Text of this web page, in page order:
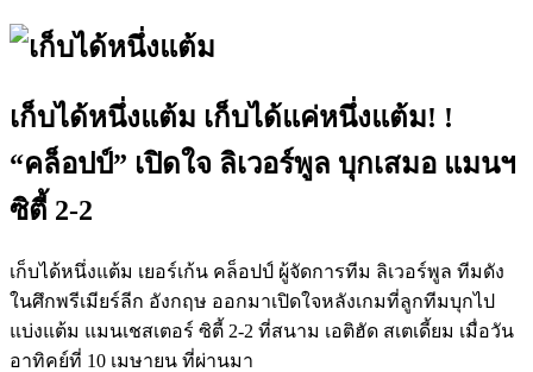
เก็บได้หนึ่งแต้ม เก็บได้แค่หนึ่งแต้ม! !
“คล็อปป์” เปิดใจ ลิเวอร์พูล บุกเสมอ แมนฯ
ซิตี้ 2-2
เก็บได้หนึ่งแต้ม เยอร์เก้น คล็อปป์ ผู้จัดการทีม ลิเวอร์พูล ทีมดัง
ในศึกพรีเมียร์ลีก อังกฤษ ออกมาเปิดใจหลังเกมที่ลูกทีมบุกไป
แบ่งแต้ม แมนเชสเตอร์ ซิตี้ 2-2 ที่สนาม เอติฮัด สเตเดี้ยม เมื่อวัน
อาทิคย์ที่ 10 เมษายน ที่ผ่านมา